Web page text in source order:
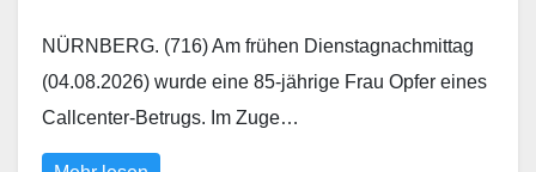
NÜRNBERG. (716) Am frühen Dienstagnachmittag
(04.08.2026) wurde eine 85-jährige Frau Opfer eines
Callcenter-Betrugs. Im Zuge…